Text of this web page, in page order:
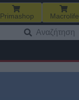
Primashop Macrolife